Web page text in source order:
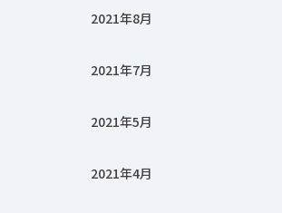
2021年8月
2021年7月
2021年5月
2021年4月